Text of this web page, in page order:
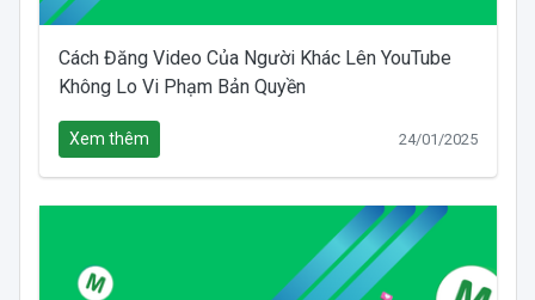
Cách Đăng Video Của Người Khác Lên YouTube
Không Lo Vi Phạm Bản Quyền
Xem thêm 24/01/2025